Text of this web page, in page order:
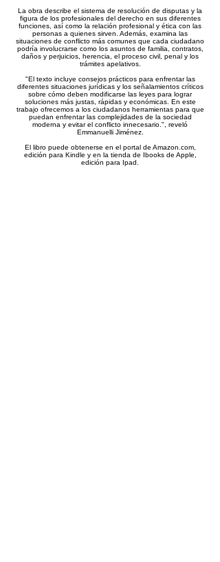
La obra describe el sistema de resolución de disputas y la
figura de los profesionales del derecho en sus diferentes
funciones, así como la relación profesional y ética con las
personas a quienes sirven. Además, examina las
situaciones de conflicto más comunes que cada ciudadano
podría involucrarse como los asuntos de familia, contratos,
daños y perjuicios, herencia, el proceso civil, penal y los
trámites apelativos.
"El texto incluye consejos prácticos para enfrentar las
diferentes situaciones jurídicas y los señalamientos críticos
sobre cómo deben modificarse las leyes para lograr
soluciones más justas, rápidas y económicas. En este
trabajo ofrecemos a los ciudadanos herramientas para que
puedan enfrentar las complejidades de la sociedad
moderna y evitar el conflicto innecesario.", reveló
Emmanuelli Jiménez.
El libro puede obtenerse en el portal de Amazon.com,
edición para Kindle y en la tienda de Ibooks de Apple,
edición para Ipad.